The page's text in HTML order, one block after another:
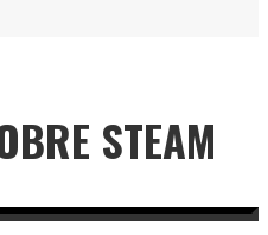
STEAM